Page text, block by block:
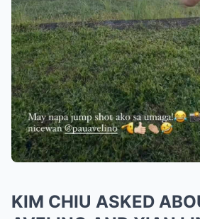
KIM CHIU ASKED